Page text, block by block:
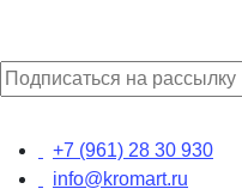
+7 (961) 28 30 930
info@kromart.ru